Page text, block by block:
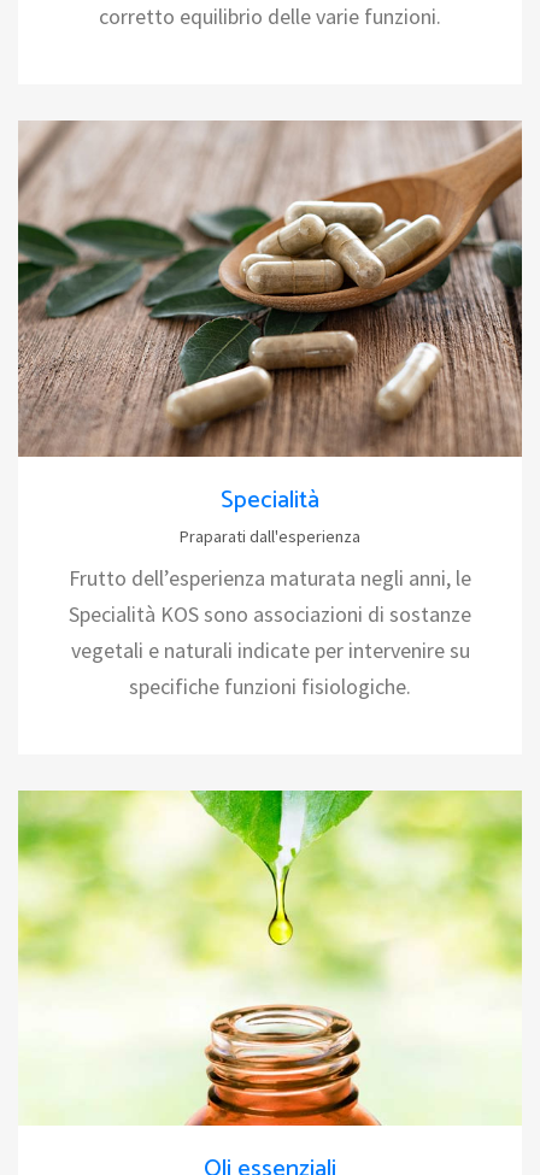
corretto equilibrio delle varie funzioni.
Specialità
Praparati dall'esperienza
Frutto dell’esperienza maturata negli anni, le
Specialità KOS sono associazioni di sostanze
vegetali e naturali indicate per intervenire su
specifiche funzioni fisiologiche.